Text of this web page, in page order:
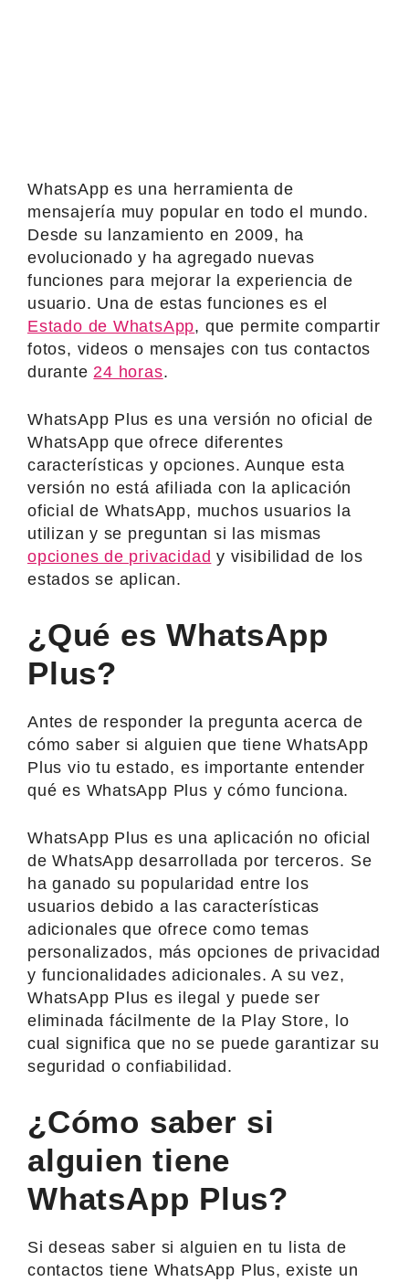
WhatsApp es una herramienta de
mensajería muy popular en todo el mundo.
Desde su lanzamiento en 2009, ha
evolucionado y ha agregado nuevas
funciones para mejorar la experiencia de
usuario. Una de estas funciones es el
Estado de WhatsApp, que permite compartir
fotos, videos o mensajes con tus contactos
durante 24 horas.
WhatsApp Plus es una versión no oficial de
WhatsApp que ofrece diferentes
características y opciones. Aunque esta
versión no está afiliada con la aplicación
oficial de WhatsApp, muchos usuarios la
utilizan y se preguntan si las mismas
opciones de privacidad y visibilidad de los
estados se aplican.
¿Qué es WhatsApp
Plus?
Antes de responder la pregunta acerca de
cómo saber si alguien que tiene WhatsApp
Plus vio tu estado, es importante entender
qué es WhatsApp Plus y cómo funciona.
WhatsApp Plus es una aplicación no oficial
de WhatsApp desarrollada por terceros. Se
ha ganado su popularidad entre los
usuarios debido a las características
adicionales que ofrece como temas
personalizados, más opciones de privacidad
y funcionalidades adicionales. A su vez,
WhatsApp Plus es ilegal y puede ser
eliminada fácilmente de la Play Store, lo
cual significa que no se puede garantizar su
seguridad o confiabilidad.
¿Cómo saber si
alguien tiene
WhatsApp Plus?
Si deseas saber si alguien en tu lista de
contactos tiene WhatsApp Plus, existe un